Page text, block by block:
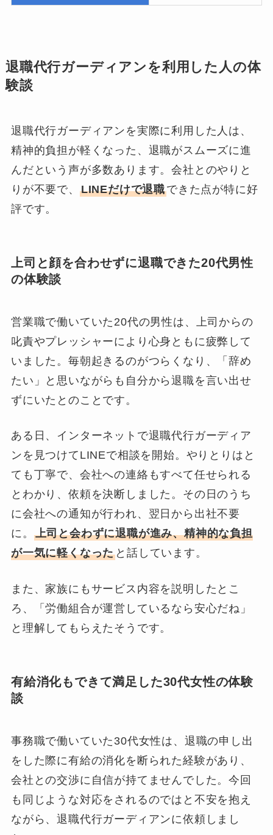
退職代行ガーディアンを利用した人の体
験談
退職代行ガーディアンを実際に利用した人は、
精神的負担が軽くなった、退職がスムーズに進
んだという声が多数あります。会社とのやりと
りが不要で、 LINEだけで退職できた点が特に好
評です。
上司と顔を合わせずに退職できた20代男性
の体験談
営業職で働いていた20代の男性は、上司からの
叱責やプレッシャーにより心身ともに疲弊して
いました。毎朝起きるのがつらくなり、「辞め
たい」と思いながらも自分から退職を言い出せ
ずにいたとのことです。
ある日、インターネットで退職代行ガーディア
ンを見つけてLINEで相談を開始。やりとりはと
ても丁寧で、会社への連絡もすべて任せられる
とわかり、依頼を決断しました。その日のうち
に会社への通知が行われ、翌日から出社不要
に。 上司と会わずに退職が進み、精神的な負担
が一気に軽くなった と話しています。
また、家族にもサービス内容を説明したとこ
ろ、「労働組合が運営しているなら安心だね」
と理解してもらえたそうです。
有給消化もできて満足した30代女性の体験
談
事務職で働いていた30代女性は、退職の申し出
をした際に有給の消化を断られた経験があり、
会社との交渉に自信が持てませんでした。今回
も同じような対応をされるのではと不安を抱え
ながら、退職代行ガーディアンに依頼しまし